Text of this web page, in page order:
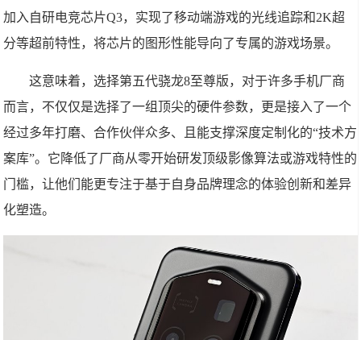
加入自研电竞芯片Q3，实现了移动端游戏的光线追踪和2K超
分等超前特性，将芯片的图形性能导向了专属的游戏场景。
这意味着，选择第五代骁龙8至尊版，对于许多手机厂商
而言，不仅仅是选择了一组顶尖的硬件参数，更是接入了一个
经过多年打磨、合作伙伴众多、且能支撑深度定制化的“技术方
案库”。它降低了厂商从零开始研发顶级影像算法或游戏特性的
门槛，让他们能更专注于基于自身品牌理念的体验创新和差异
化塑造。